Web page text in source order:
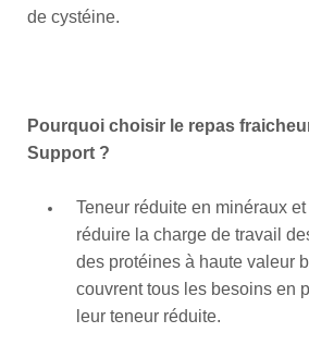
de cystéine.
Pourquoi choisir le repas
Support ?
Teneur réduite en minéraux
réduire la charge de travail
des protéines à haute valeur
couvrent tous les besoins en
leur teneur réduite.